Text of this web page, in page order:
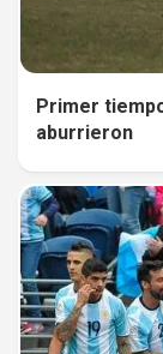
Primer
aburrieron